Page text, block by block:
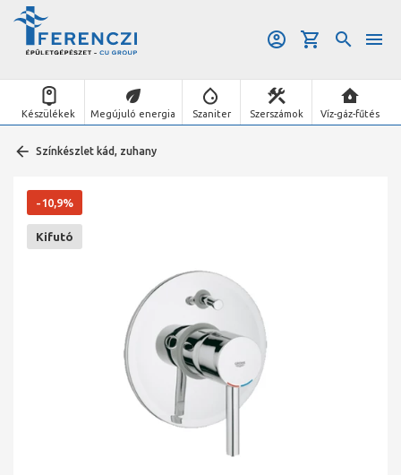
Készülékek Megújuló energia Szaniter Szerszámok Víz-gáz-fűtés
Színkészlet kád, zuhany
-10,9%
Kifutó